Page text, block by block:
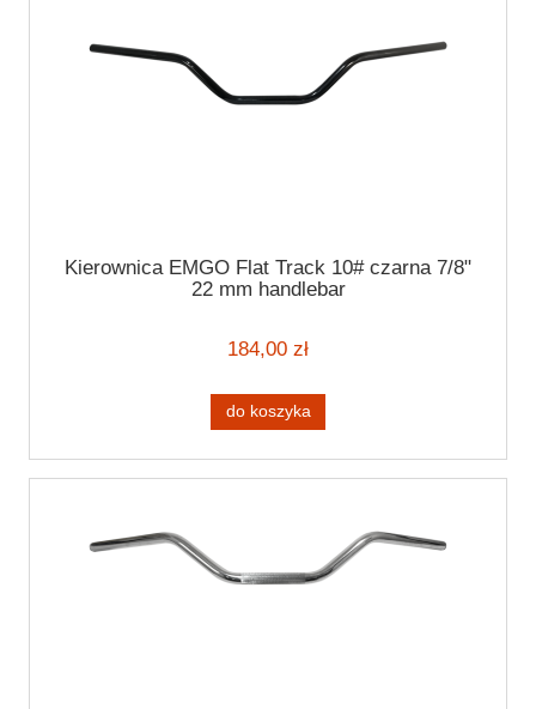
Kierownica EMGO Flat Track 10# czarna 7/8"
22 mm handlebar
184,00 zł
do koszyka